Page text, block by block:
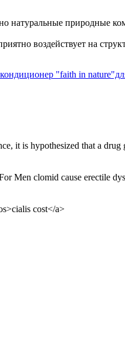
природные
воздействует на
"faith in
it is hypothesized that a drug
Men clomid cause erectile
cost</a>